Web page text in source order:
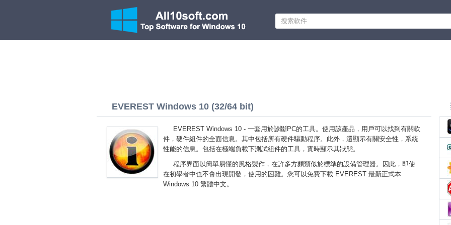
EVEREST Windows 10 (32/64 bit)
EVEREST Windows 10 - 一套用於診斷PC的工具。使用該產品，用戶可以找到有關軟
件，硬件組件的全面信息。其中包括所有硬件驅動程序。此外，還顯示有關安全性，系統
性能的信息。包括在極端負載下測試組件的工具，實時顯示其狀態。
程序界面以簡單易懂的風格製作，在許多方麵類似於標準的設備管理器。因此，即使
在初學者中也不會出現開發，使用的困難。您可以免費下載 EVEREST 最新正式本
Windows 10 繁體中文。